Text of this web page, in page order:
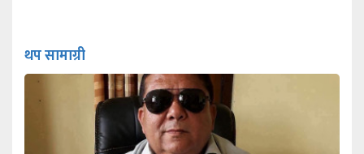
थप सामाग्री